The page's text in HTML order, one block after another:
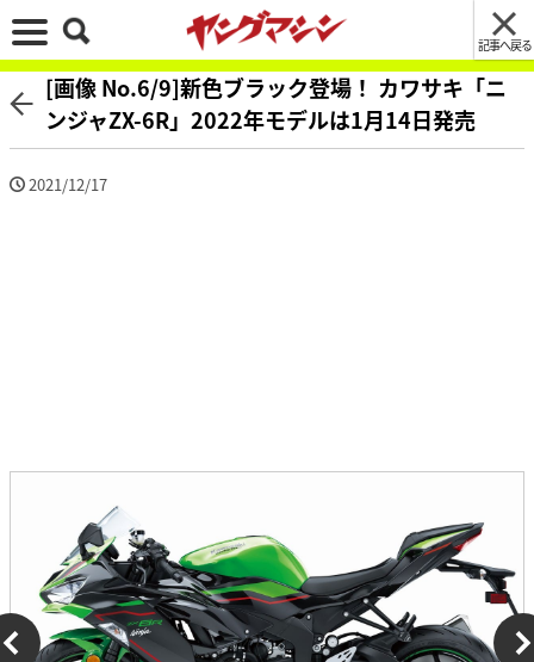
記事へ戻る
[画像 No.6/9]新色ブラック登場！ カワサキ「ニ
ンジャZX-6R」2022年モデルは1月14日発売
2021/12/17